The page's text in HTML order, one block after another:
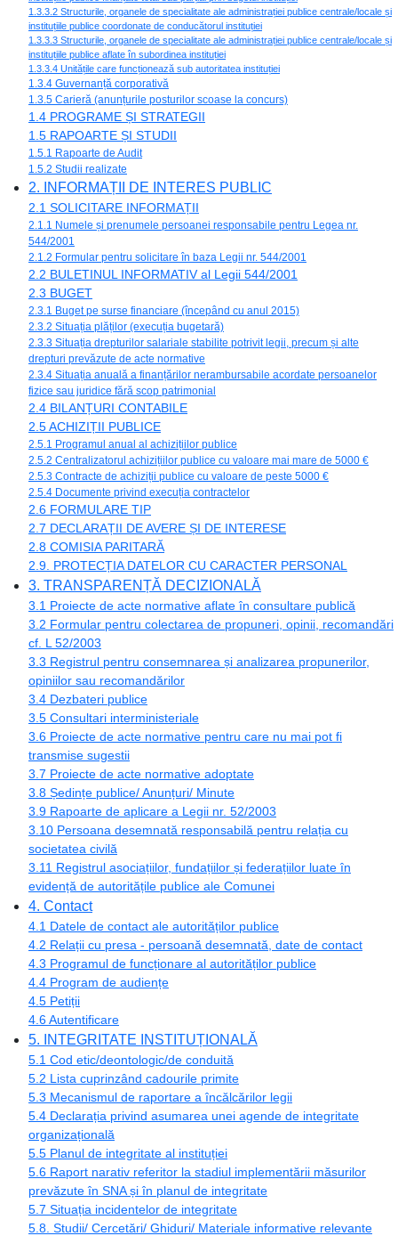
1.3.3.2 Structurile, organele de specialitate ale administrației publice centrale/locale și
instituțiile publice coordonate de conducătorul instituției
1.3.3.3 Structurile, organele de specialitate ale administrației publice centrale/locale și
instituțiile publice aflate în subordinea instituției
1.3.3.4 Unitățile care funcționează sub autoritatea instituției
1.3.4 Guvernanță corporativă
1.3.5 Carieră (anunțurile posturilor scoase la concurs)
1.4 PROGRAME ȘI STRATEGII
1.5 RAPOARTE ȘI STUDII
1.5.1 Rapoarte de Audit
1.5.2 Studii realizate
2. INFORMAȚII DE INTERES PUBLIC
2.1 SOLICITARE INFORMAȚII
2.1.1 Numele și prenumele persoanei responsabile pentru Legea nr.
544/2001
2.1.2 Formular pentru solicitare în baza Legii nr. 544/2001
2.2 BULETINUL INFORMATIV al Legii 544/2001
2.3 BUGET
2.3.1 Buget pe surse financiare (începând cu anul 2015)
2.3.2 Situația plăților (execuția bugetară)
2.3.3 Situația drepturilor salariale stabilite potrivit legii, precum și alte
drepturi prevăzute de acte normative
2.3.4 Situația anuală a finanțărilor nerambursabile acordate persoanelor
fizice sau juridice fără scop patrimonial
2.4 BILANȚURI CONTABILE
2.5 ACHIZIȚII PUBLICE
2.5.1 Programul anual al achizițiilor publice
2.5.2 Centralizatorul achizițiilor publice cu valoare mai mare de 5000 €
2.5.3 Contracte de achiziții publice cu valoare de peste 5000 €
2.5.4 Documente privind execuția contractelor
2.6 FORMULARE TIP
2.7 DECLARAȚII DE AVERE ȘI DE INTERESE
2.8 COMISIA PARITARĂ
2.9. PROTECȚIA DATELOR CU CARACTER PERSONAL
3. TRANSPARENȚĂ DECIZIONALĂ
3.1 Proiecte de acte normative aflate în consultare publică
3.2 Formular pentru colectarea de propuneri, opinii, recomandări
cf. L 52/2003
3.3 Registrul pentru consemnarea și analizarea propunerilor,
opiniilor sau recomandărilor
3.4 Dezbateri publice
3.5 Consultari interministeriale
3.6 Proiecte de acte normative pentru care nu mai pot fi
transmise sugestii
3.7 Proiecte de acte normative adoptate
3.8 Ședințe publice/ Anunțuri/ Minute
3.9 Rapoarte de aplicare a Legii nr. 52/2003
3.10 Persoana desemnată responsabilă pentru relația cu
societatea civilă
3.11 Registrul asociațiilor, fundațiilor și federațiilor luate în
evidență de autoritățile publice ale Comunei
4. Contact
4.1 Datele de contact ale autorităților publice
4.2 Relații cu presa - persoană desemnată, date de contact
4.3 Programul de funcționare al autorităților publice
4.4 Program de audiențe
4.5 Petiții
4.6 Autentificare
5. INTEGRITATE INSTITUȚIONALĂ
5.1 Cod etic/deontologic/de conduită
5.2 Lista cuprinzând cadourile primite
5.3 Mecanismul de raportare a încălcărilor legii
5.4 Declarația privind asumarea unei agende de integritate
organizațională
5.5 Planul de integritate al instituției
5.6 Raport narativ referitor la stadiul implementării măsurilor
prevăzute în SNA și în planul de integritate
5.7 Situația incidentelor de integritate
5.8. Studii/ Cercetări/ Ghiduri/ Materiale informative relevante